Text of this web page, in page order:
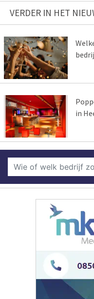
VERDER IN HET
in